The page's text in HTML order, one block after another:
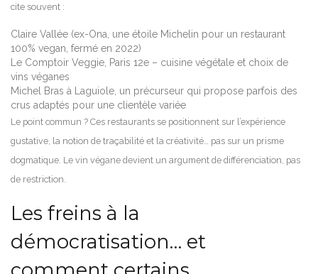
cite souvent :
Claire Vallée (ex-Ona, une étoile Michelin pour un restaurant
100% vegan, fermé en 2022)
Le Comptoir Veggie, Paris 12e – cuisine végétale et choix de
vins véganes
Michel Bras à Laguiole, un précurseur qui propose parfois des
crus adaptés pour une clientèle variée
Le point commun ? Ces restaurants se positionnent sur l’expérience
gustative, la notion de traçabilité et la créativité… pas sur un prisme
dogmatique. Le vin végane devient un argument de différenciation, pas
de restriction.
Les freins à la
démocratisation… et